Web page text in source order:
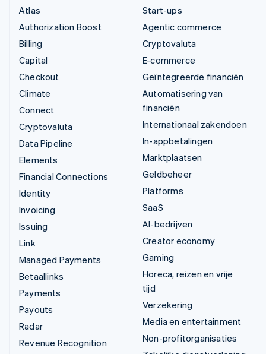
Atlas
Authorization Boost
Billing
Capital
Checkout
Climate
Connect
Cryptovaluta
Data Pipeline
Elements
Financial Connections
Identity
Invoicing
Issuing
Link
Managed Payments
Betaallinks
Payments
Payouts
Radar
Revenue Recognition
Start-ups
Agentic commerce
Cryptovaluta
E-commerce
Geïntegreerde financiën
Automatisering van
financiën
Internationaal zakendoen
In-appbetalingen
Marktplaatsen
Geldbeheer
Platforms
SaaS
AI-bedrijven
Creator economy
Gaming
Horeca, reizen en vrije
tijd
Verzekering
Media en entertainment
Non-profitorganisaties